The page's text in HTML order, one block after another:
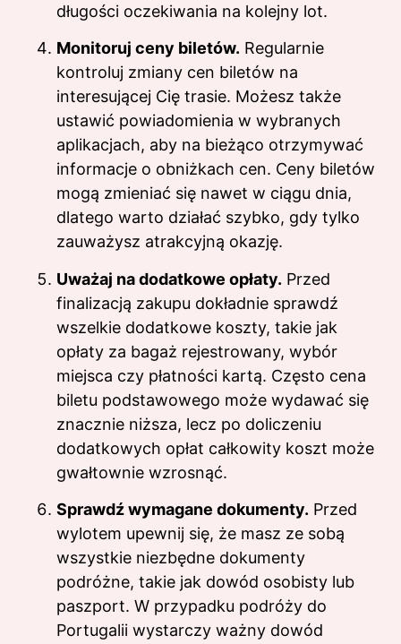
długości oczekiwania na kolejny lot.
Monitoruj ceny biletów. Regularnie
kontroluj zmiany cen biletów na
interesującej Cię trasie. Możesz także
ustawić powiadomienia w wybranych
aplikacjach, aby na bieżąco otrzymywać
informacje o obniżkach cen. Ceny biletów
mogą zmieniać się nawet w ciągu dnia,
dlatego warto działać szybko, gdy tylko
zauważysz atrakcyjną okazję.
Uważaj na dodatkowe opłaty. Przed
finalizacją zakupu dokładnie sprawdź
wszelkie dodatkowe koszty, takie jak
opłaty za bagaż rejestrowany, wybór
miejsca czy płatności kartą. Często cena
biletu podstawowego może wydawać się
znacznie niższa, lecz po doliczeniu
dodatkowych opłat całkowity koszt może
gwałtownie wzrosnąć.
Sprawdź wymagane dokumenty. Przed
wylotem upewnij się, że masz ze sobą
wszystkie niezbędne dokumenty
podróżne, takie jak dowód osobisty lub
paszport. W przypadku podróży do
Portugalii wystarczy ważny dowód